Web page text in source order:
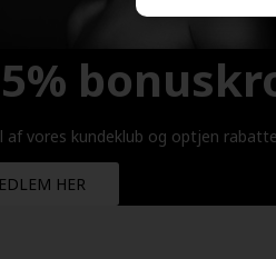
5%
af vores kundeklub og optjen
HER